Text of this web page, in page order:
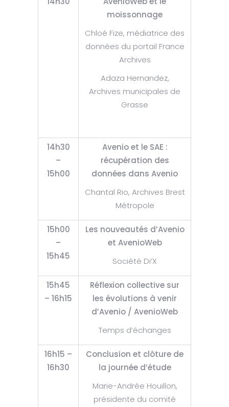
moissonnage
Chloé Fize, médiatrice des
données du portail France
Archives
Adaza Hernandez,
Archives municipales de
Grasse
14h30
–
15h00
Avenio et le SAE :
récupération des
données dans Avenio
Chantal Rio, Archives Brest
Métropole
15h00
–
15h45
Les nouveautés d’Avenio
et AvenioWeb
Société Di’X
15h45
– 16h15
Réflexion collective sur
les évolutions à venir
d’Avenio / AvenioWeb
Temps d’échanges
16h15 –
16h30
Conclusion et clôture de
la journée d’étude
Marie-Andrée Houillon,
présidente du comité